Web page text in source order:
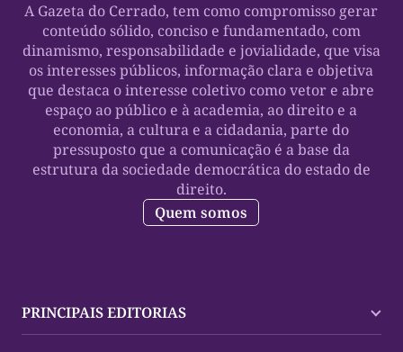
A Gazeta do Cerrado, tem como compromisso gerar
conteúdo sólido, conciso e fundamentado, com
dinamismo, responsabilidade e jovialidade, que visa
os interesses públicos, informação clara e objetiva
que destaca o interesse coletivo como vetor e abre
espaço ao público e à academia, ao direito e a
economia, a cultura e a cidadania, parte do
pressuposto que a comunicação é a base da
estrutura da sociedade democrática do estado de
direito.
Quem somos
PRINCIPAIS EDITORIAS